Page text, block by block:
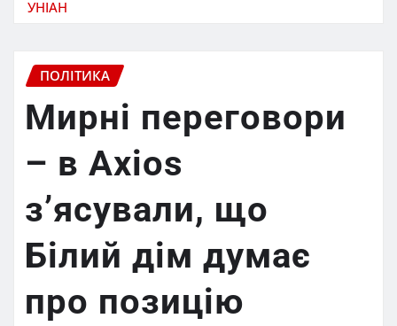
УНІАН
ПОЛІТИКА
Мирні переговори
– в Axios
з’ясували, що
Білий дім думає
про позицію